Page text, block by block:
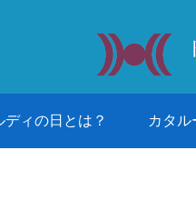
ィの日とは？ カタル